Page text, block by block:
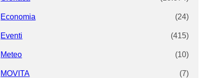
Economia (24)
Eventi (415)
Meteo (10)
MOVITA (7)